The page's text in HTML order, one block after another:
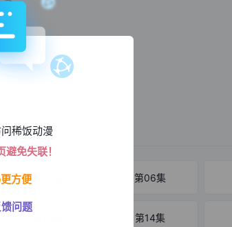
第05集 第06集
第14集
稀饭动漫
免失联！
方便
问题